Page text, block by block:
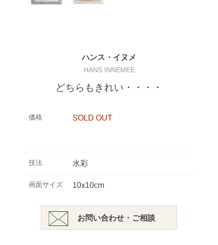
ハンス・イヌメ
HANS INNEMEE
どちらもきれい・・・・
価格 SOLD OUT
技法 水彩
画面サイズ 10x10cm
お問い合わせ・ご相談